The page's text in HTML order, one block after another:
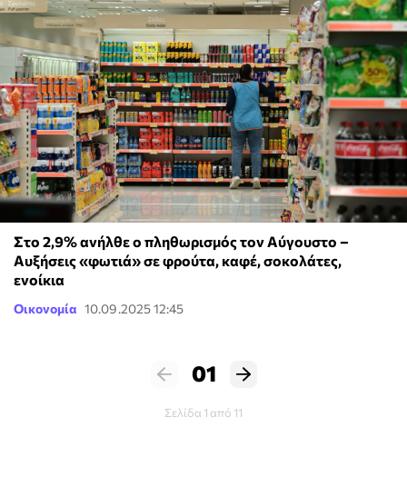
Στο 2,9% ανήλθε ο πληθωρισμός τον Αύγουστο –
Αυξήσεις «φωτιά» σε φρούτα, καφέ, σοκολάτες,
ενοίκια
Οικονομία 10.09.2025 12:45
01
Σελίδα 1 από 11